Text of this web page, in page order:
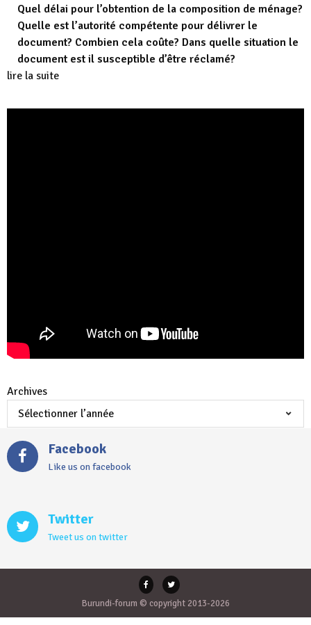
Quel délai pour l’obtention de la composition de ménage?
Quelle est l’autorité compétente pour délivrer le
document? Combien cela coûte? Dans quelle situation le
document est il susceptible d’être réclamé?
lire la suite
Archives
Facebook
Like us on facebook
Twitter
Tweet us on twitter
Burundi-forum © copyright 2013-2026